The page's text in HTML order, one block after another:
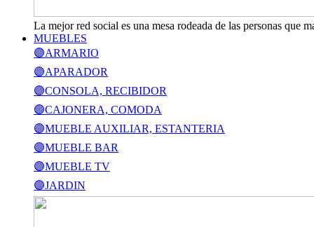
La mejor red social es una mesa rodeada de las personas que
MUEBLES
🟣ARMARIO
🟣APARADOR
🟣CONSOLA, RECIBIDOR
🟣CAJONERA, COMODA
🟣MUEBLE AUXILIAR, ESTANTERIA
🟣MUEBLE BAR
🟣MUEBLE TV
🟣JARDIN